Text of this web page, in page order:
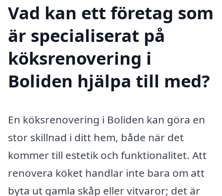
Vad kan ett företag som
är specialiserat på
köksrenovering i
Boliden hjälpa till med?
En köksrenovering i Boliden kan göra en
stor skillnad i ditt hem, både när det
kommer till estetik och funktionalitet. Att
renovera köket handlar inte bara om att
byta ut gamla skåp eller vitvaror; det är